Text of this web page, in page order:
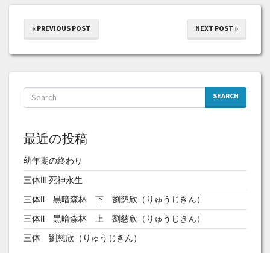
« PREVIOUS POST NEXT POST »
SEARCH
最近の投稿
幼年期の終わり
三体Ⅲ 死神永生
三体Ⅱ 黒暗森林 下 劉慈欣（りゅうじきん）
三体Ⅱ 黒暗森林 上 劉慈欣（りゅうじきん）
三体 劉慈欣（りゅうじきん）